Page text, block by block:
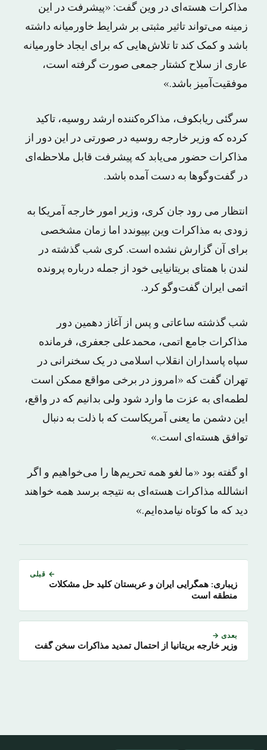
مذاکرات هسته‌ای در وین گفت: «پیشرفت در این
زمینه می‌تواند تاثیر مثبتی بر شرایط خاورمیانه داشته
باشد و کمک کند تا تلاش‌هایی که برای ایجاد خاورمیانه
عاری از سلاح کشتار جمعی صورت گرفته است،
موفقیت‌آمیز باشد.»
سرگئی ریابکوف، مذاکره‌کننده ارشد روسیه، تاکید
کرده که وزیر خارجه روسیه در صورتی در این دور از
مذاکرات حضور می‌یابد که پیشرفت قابل ملاحظه‌ای
در گفت‌وگوها به دست آمده باشد.
انتظار می رود جان کری، وزیر امور خارجه آمریکا به
زودی به مذاکرات وین بپیوندد اما زمان مشخصی
برای آن گزارش نشده است. کری شب گذشته در
لندن با همتای بریتانیایی خود از جمله درباره پرونده
اتمی ایران گفت‌و‌گو کرد.
شب گذشته ساعاتی و پس از آغاز دهمین دور
مذاکرات جامع اتمی، محمدعلی جعفری، فرمانده
سپاه پاسداران انقلاب اسلامی در یک سخنرانی در
تهران گفت که «امروز‌ در برخی مواقع‌ ممکن است
لطمه‌ای به عزت ما وارد شود ولی بدانیم که در واقع،
این دشمن ما یعنی آمریکاست که با ذلت به دنبال
توافق هسته‌ای است.»
او گفته بود «ما لغو همه تحریم‌ها را می‌خواهیم و اگر
انشالله مذاکرات هسته‌ای به نتیجه برسد همه خواهند
دید که ما کوتاه نیامد‌ه‌ایم.»
← قبلی
زیباری: همگرایی ایران و عربستان کلید حل مشکلات
منطقه است
بعدی →
وزیر خارجه بریتانیا از احتمال تمدید مذاکرات سخن گفت